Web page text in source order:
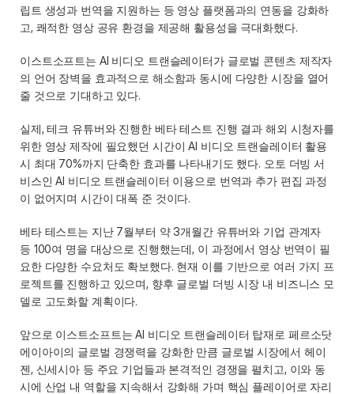
립트 생성과 번역을 지원하는 등 영상 플랫폼과의 연동을 강화하
고, 쾌적한 영상 공유 환경을 제공해 활용성을 극대화했다.
이스트소프트는 AI 비디오 트랜슬레이터가 글로벌 콘텐츠 제작자
의 언어 장벽을 효과적으로 해소함과 동시에 다양한 시장을 열어
줄 것으로 기대하고 있다.
실제, 테크 유튜버와 진행한 베타 테스트 진행 결과 해외 시청자를
위한 영상 제작에 필요했던 시간이 AI 비디오 트랜슬레이터 활용
시 최대 70%까지 단축한 효과를 나타내기도 했다. 오토 더빙 서
비스인 AI 비디오 트랜슬레이터 이용으로 번역과 추가 편집 과정
이 없어지며 시간이 대폭 준 것이다.
베타 테스트는 지난 7월부터 약 3개월간 유튜버와 기업 관계자
등 100여 명을 대상으로 진행했는데, 이 과정에서 영상 번역이 필
요한 다양한 수요처도 확보했다. 현재 이를 기반으로 여러 가지 프
로젝트를 진행하고 있으며, 향후 글로벌 더빙 시장 내 비즈니스 모
델로 고도화할 계획이다.
앞으로 이스트소프트는 AI 비디오 트랜슬레이터 탑재로 페르소닷
에이아이의 글로벌 경쟁력을 강화한 만큼 글로벌 시장에서 헤이
젠, 신세시아 등 주요 기업들과 본격적인 경쟁을 펼치고, 이와 동
시에 산업 내 역할을 지속해서 강화해 가며 핵심 플레이어로 자리